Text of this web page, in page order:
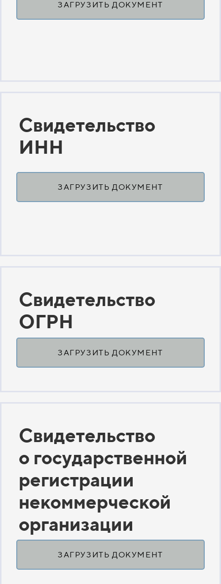
ЗАГРУЗИТЬ ДОКУМЕНТ
Свидетельство
ИНН
ЗАГРУЗИТЬ ДОКУМЕНТ
Свидетельство
ОГРН
ЗАГРУЗИТЬ ДОКУМЕНТ
Свидетельство
о государственной
регистрации
некоммерческой
организации
ЗАГРУЗИТЬ ДОКУМЕНТ